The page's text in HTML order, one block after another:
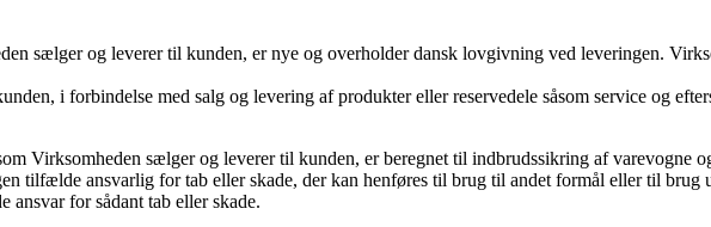
sælger og leverer til kunden, er nye og overholder dansk lovgivning ved leveringen.
i for­bindelse med salg og levering af produkter eller reservedele såsom service og
Virksomheden sælger og leverer til kunden, er beregnet til indbrudssikring af varevogne
tilfælde ansvarlig for tab eller skade, der kan henføres til brug til andet formål eller til brug
ansvar for sådant tab eller skade.